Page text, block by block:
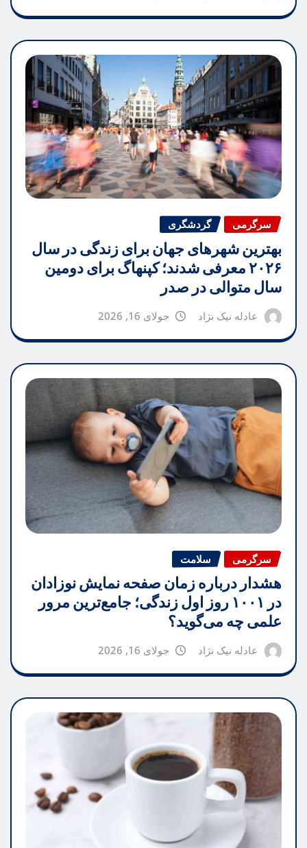
سرگرمی گردشگری
بهترین شهرهای جهان برای زندگی در سال
۲۰۲۶ معرفی شدند؛ کپنهاگ برای دومین
سال متوالی در صدر
عادله نیک نژاد جولای 16, 2026
سرگرمی سلامت
هشدار درباره زمان صفحه نمایش نوزادان
در ۱۰۰۱ روز اول زندگی؛ جامع‌ترین مرور
علمی چه می‌گوید؟
عادله نیک نژاد جولای 16, 2026